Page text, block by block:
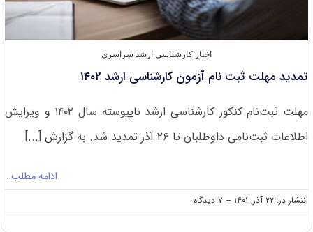
اخبار کارشناسی ارشد سراسری
تمدید مهلت ثبت نام آزمون کارشناسی ارشد ۱۴۰۲
مهلت ثبت‌نام کنکور کارشناسی ارشد ناپیوسته سال ۱۴۰۲ و ویرایش
اطلاعات ثبت‌نامی داوطلبان تا ۲۶ آذر تمدید شد. به گزارش [...]
ادامه مطلب…
انتشار در: ۲۲ آذر, ۱۴۰۱ -- ۷ دیدگاه
on
تمدید